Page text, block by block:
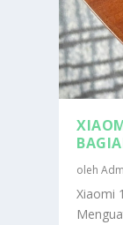
oleh
Xiaomi